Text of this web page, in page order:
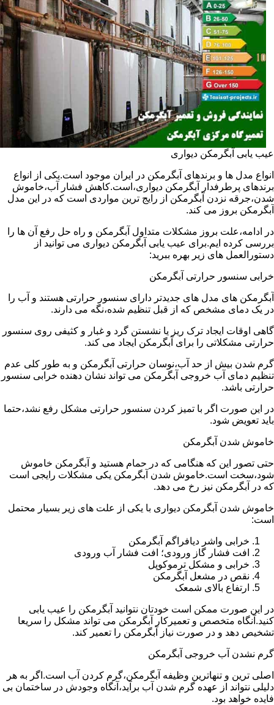
عیب یابی آبگرمکن دیواری
انواع مدل ها و برندهای آبگرمکن در ایران موجود است.یکی از انواع
برندهای پرطرفدار آبگرمکن دیواری،است.کاهش فشار آب،خاموش
شدن،جرقه نزدن آبگرمکن از رایج ترین مواردی است که در این مدل
آبگرمکن بروز می کند.
در ادامه،علت بروز مشکلات متداول آبگرمکن و راه حل رفع آن ها را
بررسی کرده ایم.برای عیب یابی آبگرمکن دیواری می توانید از
دستورالعمل های زیر بهره ببرید:
خرابی سنسور حرارتی آبگرمکن
آبگرمکن های مدل های جدیدتر دارای سنسور حرارتی هستند و آب را
در یک دمای مشخص که از قبل تنظیم شده،نگه می دارند.
گاهی اوقات ایجاد ترک ریز یا نشستن گرد و غبار و کثیفی روی سنسور
حرارتی مشکلاتی را برای آبگرمکن ایجاد می کند.
گرم شدن بیش از حد آب،نوسان حرارتی آبگرمکن و به طور کلی عدم
تنظیم دمای آب خروجی آبگرمکن می تواند نشان دهنده خرابی سنسور
حرارتی باشد.
در این صورت اگر با تمیز کردن سنسور حرارتی مشکل رفع نشد،حتما
باید تعویض شود.
خاموش شدن آبگرمکن
حتی تصور این که هنگامی که در حمام هستید و آبگرمکن خاموش
شود،سخت است.خاموش شدن آبگرمکن یکی مشکلات رایجی است
که در آبگرمکن نیز رخ می دهد.
خاموش شدن آبگرمکن دیواری با یکی از علت های زیر بسیار محتمل
است:
خرابی واشر دیافراگم آبگرمکن
افت فشار گاز ورودی؛ افت فشار آب ورودی
خرابی و مشکل ترموکوپل
نقص در مشعل آبگرمکن
ارتفاع بالای شمعک
در این صورت ممکن است خودتان نتوانید آبگرمکن را عیب یابی
کنید.آنگاه متخصص و تعمیرکار آبگرمکن می تواند مشکل را سریعا
تشخیص دهد و در صورت نیاز آبگرمکن را تعمیر کند.
گرم نشدن آب خروجی آبگرمکن
اصلی ترین و تنهاترین وظیفه آبگرمکن،گرم کردن آب است.اگر به هر
دلیلی نتواند از عهده گرم شدن آب برآید،آنگاه وجودش در ساختمان بی
فایده خواهد بود.